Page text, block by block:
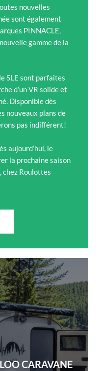
nouvelles
sont également
PINNACLE,
gamme de la
SLE sont parfaites
d’un VR solide et
Disponible dès
nouveaux plans de
pas indifférent!
aujourd’hui, le
la prochaine saison
chez Roulottes
CARAVANE